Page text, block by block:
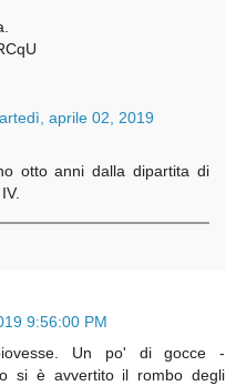
aprile 02, 2019
otto anni dalla dipartita di
9:56:00 PM
Un po' di gocce -
si è avvertito il rombo degli